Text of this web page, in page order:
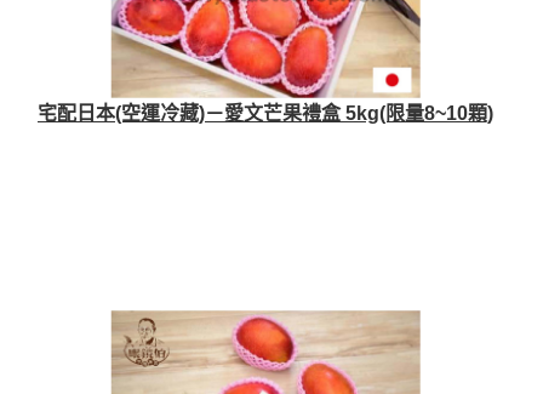
宅配日本(空運冷藏)－愛文芒果禮盒 5kg(限量8~10顆)